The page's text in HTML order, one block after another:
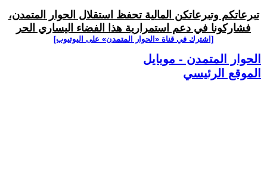
تبرعاتكم وتبرعاتكن المالية تحفظ استقلال الحوار المتمدن،
فشاركونا في دعم استمرارية هذا الفضاء اليساري الحر
[اشترك في قناة ‫«الحوار المتمدن» على اليوتيوب]
الحوار المتمدن - موبايل
الموقع الرئيسي